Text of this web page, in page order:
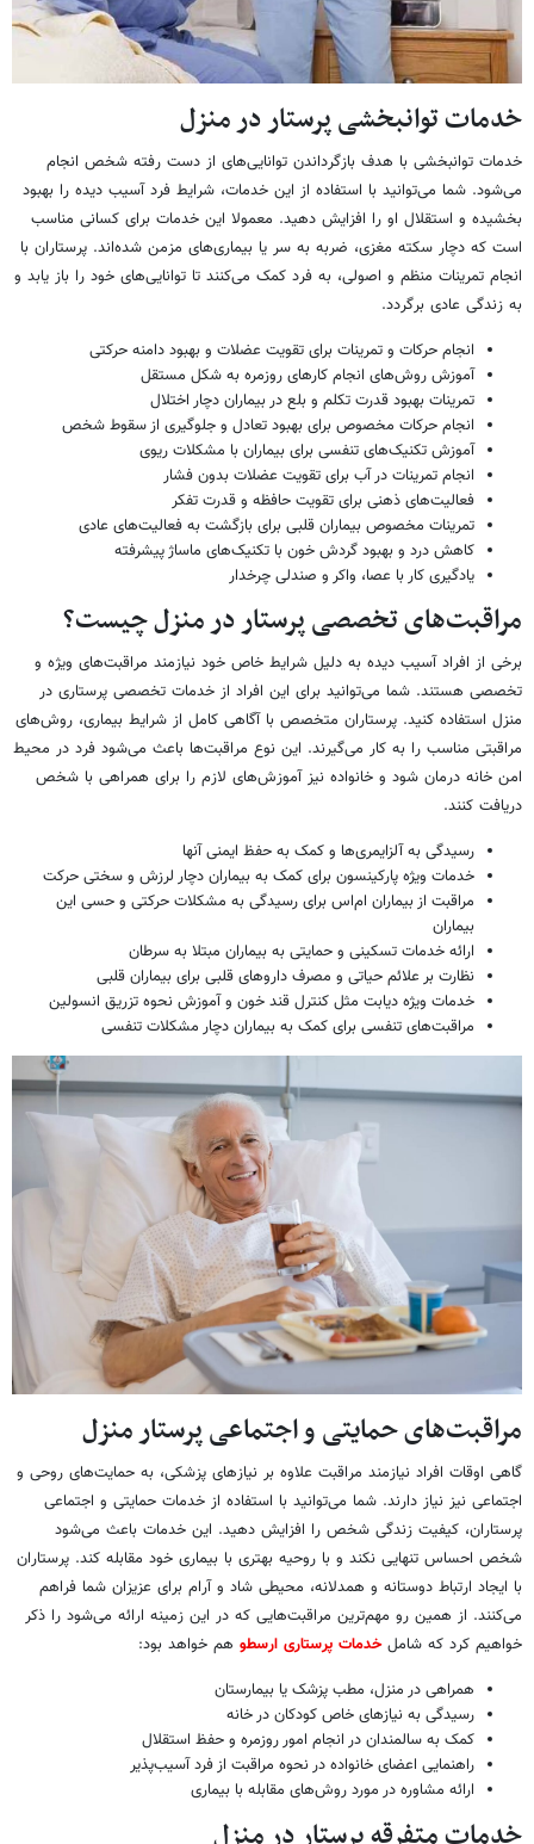
خدمات توانبخشی پرستار در منزل
خدمات توانبخشی با هدف بازگرداندن توانایی‌های از دست رفته شخص انجام
می‌شود. شما می‌توانید با استفاده از این خدمات، شرایط فرد آسیب دیده را بهبود
بخشیده و استقلال او را افزایش دهید. معمولا این خدمات برای کسانی مناسب
است که دچار سکته مغزی، ضربه به سر یا بیماری‌های مزمن شده‌اند. پرستاران با
انجام تمرینات منظم و اصولی، به فرد کمک می‌کنند تا توانایی‌های خود را باز یابد و
به زندگی عادی برگردد.
انجام حرکات و تمرینات برای تقویت عضلات و بهبود دامنه حرکتی
آموزش روش‌های انجام کارهای روزمره به شکل مستقل
تمرینات بهبود قدرت تکلم و بلع در بیماران دچار اختلال
انجام حرکات مخصوص برای بهبود تعادل و جلوگیری از سقوط شخص
آموزش تکنیک‌های تنفسی برای بیماران با مشکلات ریوی
انجام تمرینات در آب برای تقویت عضلات بدون فشار
فعالیت‌های ذهنی برای تقویت حافظه و قدرت تفکر
تمرینات مخصوص بیماران قلبی برای بازگشت به فعالیت‌های عادی
کاهش درد و بهبود گردش خون با تکنیک‌های ماساژ پیشرفته
یادگیری کار با عصا، واکر و صندلی چرخدار
مراقبت‌های تخصصی پرستار در منزل چیست؟
برخی از افراد آسیب دیده به دلیل شرایط خاص خود نیازمند مراقبت‌های ویژه و
تخصصی هستند. شما می‌توانید برای این افراد از خدمات تخصصی پرستاری در
منزل استفاده کنید. پرستاران متخصص با آگاهی کامل از شرایط بیماری، روش‌های
مراقبتی مناسب را به کار می‌گیرند. این نوع مراقبت‌ها باعث می‌شود فرد در محیط
امن خانه درمان شود و خانواده نیز آموزش‌های لازم را برای همراهی با شخص
دریافت کنند.
رسیدگی به آلزایمری‌ها و کمک به حفظ ایمنی آنها
خدمات ویژه پارکینسون برای کمک به بیماران دچار لرزش و سختی حرکت
مراقبت از بیماران ام‌اس برای رسیدگی به مشکلات حرکتی و حسی این
بیماران
ارائه خدمات تسکینی و حمایتی به بیماران مبتلا به سرطان
نظارت بر علائم حیاتی و مصرف داروهای قلبی برای بیماران قلبی
خدمات ویژه دیابت مثل کنترل قند خون و آموزش نحوه تزریق انسولین
مراقبت‌های تنفسی برای کمک به بیماران دچار مشکلات تنفسی
مراقبت‌های حمایتی و اجتماعی پرستار منزل
گاهی اوقات افراد نیازمند مراقبت علاوه بر نیازهای پزشکی، به حمایت‌های روحی و
اجتماعی نیز نیاز دارند. شما می‌توانید با استفاده از خدمات حمایتی و اجتماعی
پرستاران، کیفیت زندگی شخص را افزایش دهید. این خدمات باعث می‌شود
شخص احساس تنهایی نکند و با روحیه بهتری با بیماری خود مقابله کند. پرستاران
با ایجاد ارتباط دوستانه و همدلانه، محیطی شاد و آرام برای عزیزان شما فراهم
می‌کنند. از همین رو مهم‌ترین مراقبت‌هایی که در این زمینه ارائه می‌شود را ذکر
خواهیم کرد که شاملخدمات پرستاری ارسطو هم خواهد بود:
همراهی در منزل، مطب پزشک یا بیمارستان
رسیدگی به نیازهای خاص کودکان در خانه
کمک به سالمندان در انجام امور روزمره و حفظ استقلال
راهنمایی اعضای خانواده در نحوه مراقبت از فرد آسیب‌پذیر
ارائه مشاوره در مورد روش‌های مقابله با بیماری